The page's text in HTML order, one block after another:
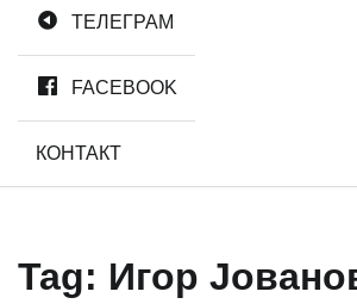
ТЕЛЕГРАМ
FACEBOOK
КОНТАКТ
Tag: Игор